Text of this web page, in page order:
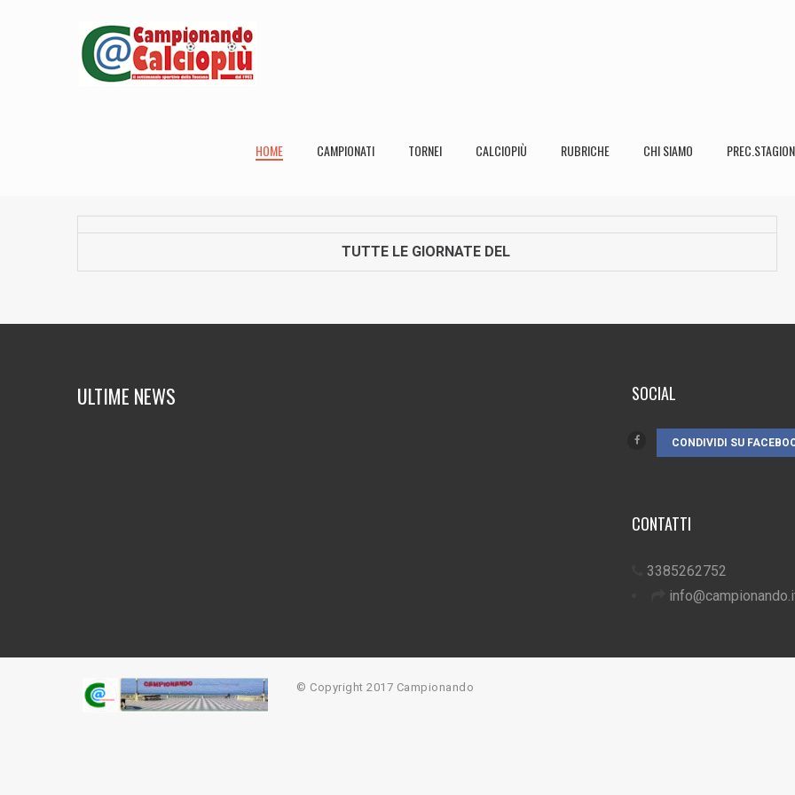
HOME CAMPIONATI TORNEI CALCIOPIÙ RUBRICHE CHI SIAMO
TUTTE LE GIORNATE DEL
ULTIME NEWS SOCIAL
CONDIVIDI SU
CONTATTI
3385262752
© Copyright 2017 Campionando